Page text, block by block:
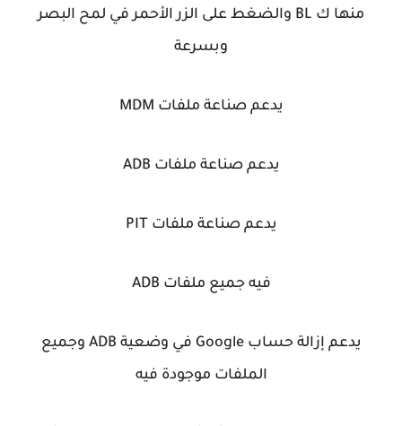
منها ك BL والضغط على الزر الأحمر في لمح البصر
وبسرعة
يدعم صناعة ملفات MDM
يدعم صناعة ملفات ADB
يدعم صناعة ملفات PIT
فيه جميع ملفات ADB
يدعم إزالة حساب Google في وضعية ADB وجميع
الملفات موجودة فيه